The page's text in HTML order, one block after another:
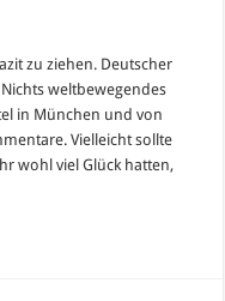
zu ziehen. Deutscher
weltbewegendes
in München und von
Vielleicht sollte
wohl viel Glück hatten,